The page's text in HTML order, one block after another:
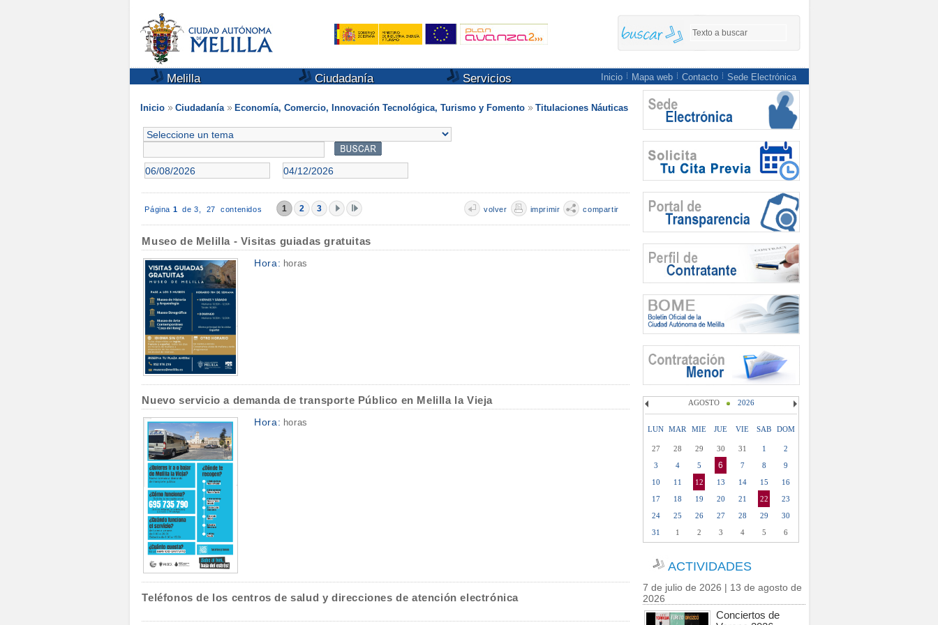
Melilla Ciudadanía Servicios Inicio Mapa web Contacto Sede Electrónica
Inicio Ciudadanía Economía, Comercio, Innovación Tecnológica, Turismo y Fomento Titulaciones Náuticas
Página 1 de 3, 27 contenidos 1 2 3 volver imprimir compartir
Museo de Melilla - Visitas guiadas gratuitas
Hora: horas
Nuevo servicio a demanda de transporte Público en Melilla la Vieja
Hora: horas
Teléfonos de los centros de salud y direcciones de atención electrónica
AGOSTO 2026
LUN MAR MIE JUE VIE SAB DOM
27 28 29 30 31 1
2
3
4 5 6 7 8
9
10
11 12 13 14 15
16
17
18 19 20 21 22
23
24
25 26 27 28 29
30
31
1 2 3 4 5 6
ACTIVIDADES
7 de julio de 2026 | 13 de agosto de
2026
Conciertos de